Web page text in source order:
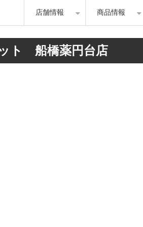
店舗情報 商品情報
ト　船橋薬円台店